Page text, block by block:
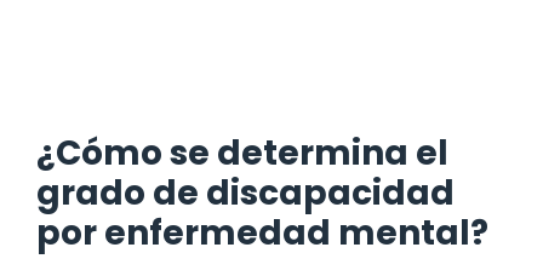
¿Cómo se determina el
grado de discapacidad
por enfermedad mental?